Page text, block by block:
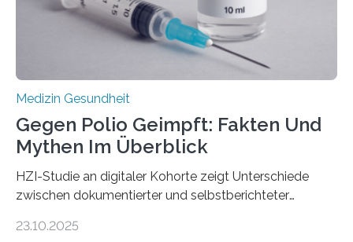
Medulloblastoms gefunden. Die Wilhelm Sander-
Stiftung unterstützte das Projekt…
Medizin Gesundheit
Gegen Polio Geimpft: Fakten Und
Mythen Im Überblick
HZI-Studie an digitaler Kohorte zeigt Unterschiede
zwischen dokumentierter und selbstberichteter
Kinderlähmung, ist eine ansteckende Krankheit, die
23.10.2025